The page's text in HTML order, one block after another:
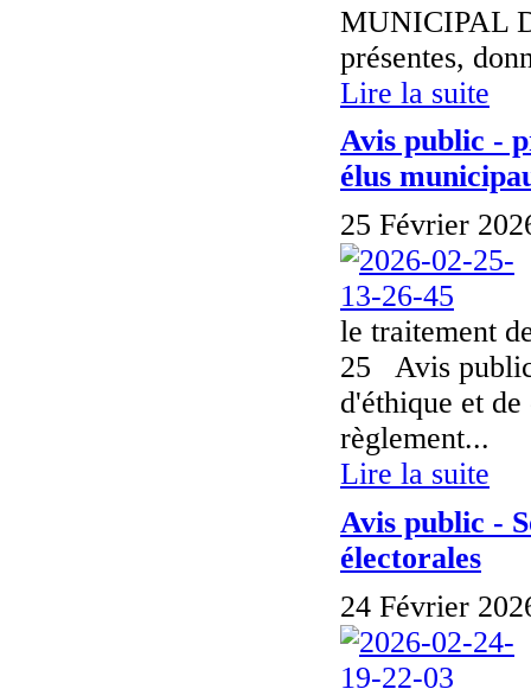
MUNICIPAL
présentes,
Lire la suite
Avis public -
élus
25 Février
le traitement
25 Avis
d'éthique et
règlement...
Lire la suite
Avis public -
électorales
24 Février